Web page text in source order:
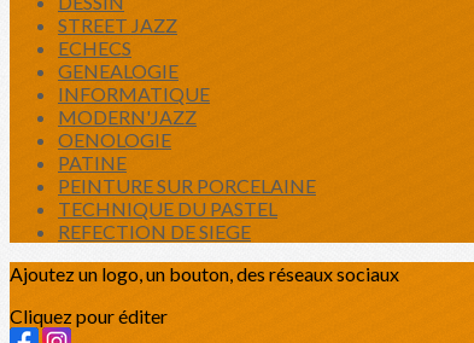
STREET JAZZ
ECHECS
GENEALOGIE
INFORMATIQUE
MODERN'JAZZ
OENOLOGIE
PATINE
PEINTURE SUR PORCELAINE
TECHNIQUE DU PASTEL
REFECTION DE SIEGE
Ajoutez un logo, un bouton, des réseaux sociaux
Cliquez pour éditer